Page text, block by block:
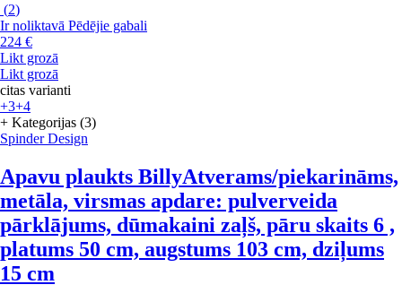
(2)
Ir noliktavā Pēdējie gabali
224 €
Likt grozā
Likt grozā
citas varianti
+3+4
+ Kategorijas (3)
Spinder Design
Apavu plaukts BillyAtverams/piekarināms,
metāla, virsmas apdare: pulverveida
pārklājums, dūmakaini zaļš, pāru skaits 6 ,
platums 50 cm, augstums 103 cm, dziļums
15 cm